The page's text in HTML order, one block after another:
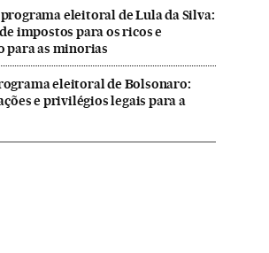
programa eleitoral de Lula da Silva:
impostos para os ricos e
para as minorias
eleitoral de Bolsonaro:
e privilégios legais para a